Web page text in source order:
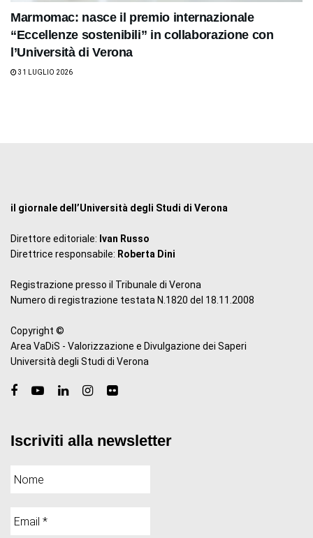
Marmomac: nasce il premio internazionale
“Eccellenze sostenibili” in collaborazione con
l’Università di Verona
31 LUGLIO 2026
il giornale dell’Università degli Studi di Verona
Direttore editoriale: Ivan Russo
Direttrice responsabile: Roberta Dini
Registrazione presso il Tribunale di Verona
Numero di registrazione testata N.1820 del 18.11.2008
Copyright ©
Area VaDiS - Valorizzazione e Divulgazione dei Saperi
Università degli Studi di Verona
Iscriviti alla newsletter